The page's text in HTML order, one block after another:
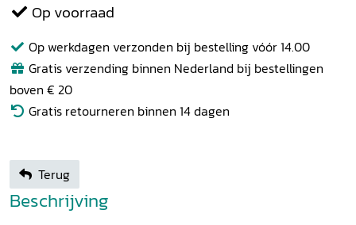
Op voorraad
Op werkdagen verzonden bij bestelling vóór 14.00
Gratis verzending binnen Nederland bij bestellingen
boven € 20
Gratis retourneren binnen 14 dagen
Terug
Beschrijving